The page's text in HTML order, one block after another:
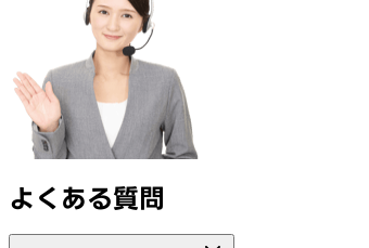
よくある質問